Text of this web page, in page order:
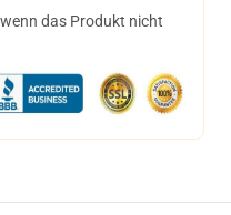
das Produkt nicht